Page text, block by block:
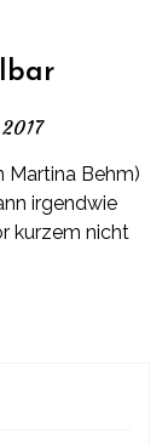
Martina Behm)
irgendwie
kurzem nicht